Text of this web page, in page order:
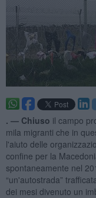
. — Chiuso il campo
mila migranti che in
l'aiuto delle
confine per la
spontaneamente nel
“un'autostrada”
dei mesi divenuto un